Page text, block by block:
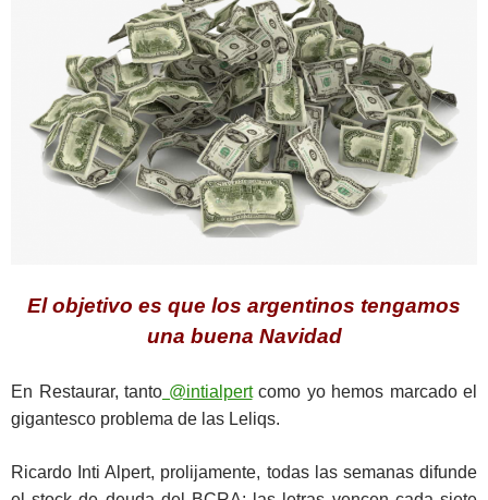
El objetivo es que los argentinos tengamos
una buena Navidad
En Restaurar, tanto @intialpertcomo yo hemos marcado el
gigantesco problema de las Leliqs.
Ricardo Inti Alpert, prolijamente, todas las semanas difunde